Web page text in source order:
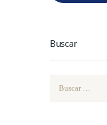
Buscar